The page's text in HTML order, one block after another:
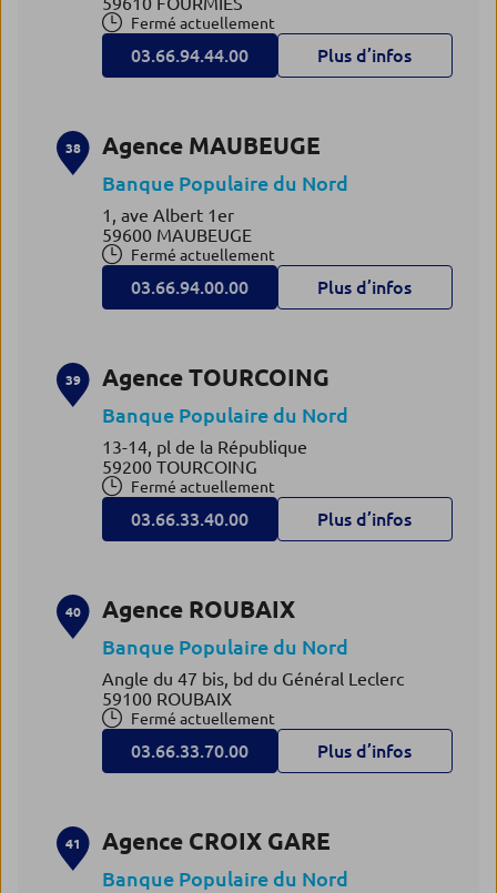
Fermé actuellement
03.66.94.44.00 Plus d’infos
38 Agence MAUBEUGE
Banque Populaire du Nord
1, ave Albert 1er
59600 MAUBEUGE
Fermé actuellement
03.66.94.00.00 Plus d’infos
39 Agence TOURCOING
Banque Populaire du Nord
13-14, pl de la République
59200 TOURCOING
Fermé actuellement
03.66.33.40.00 Plus d’infos
40 Agence ROUBAIX
Banque Populaire du Nord
Angle du 47 bis, bd du Général Leclerc
59100 ROUBAIX
Fermé actuellement
03.66.33.70.00 Plus d’infos
41 Agence CROIX GARE
Banque Populaire du Nord